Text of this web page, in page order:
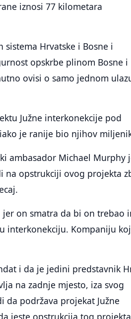
iznosi 77 kilometara
Hrvatske i Bosne i
opskrbe plinom Bosne i
ovisi o samo jednom
Južne interkonekcije pod
je ranije bio njihov
ambasador Michael Murphy
na opstrukciji ovog projekta
on smatra da bi on trebao
interkonekciju. Kompaniju
i da je jedini predstavnik
na zadnje mjesto, iza svog
podržava projekat Južne